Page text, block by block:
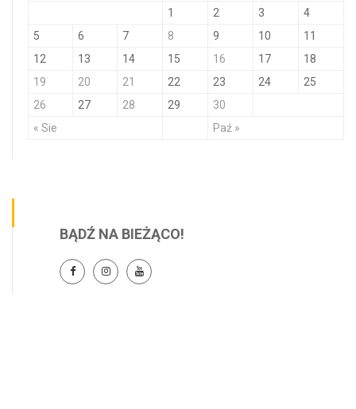
« Sie Paź »
1 2 3
4
5
6 7 8 9 10
11
12
13 14 15 16 17
18
19
20 21 22 23 24
25
26
27 28 29 30
BĄDŹ NA BIEŻĄCO!